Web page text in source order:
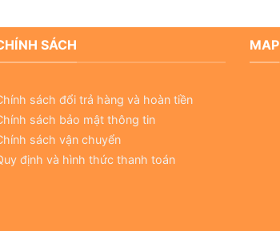
SÁCH
sách đổi trả hàng và hoàn tiền
sách bảo mật thông tin
sách vận chuyển
định và hình thức thanh toán
MAP